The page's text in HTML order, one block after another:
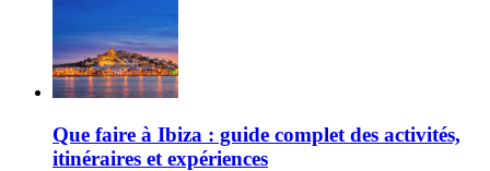
Que faire à Ibiza : guide complet des activités,
itinéraires et expériences